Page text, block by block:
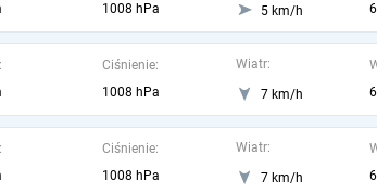
1008 hPa
5 km/h
Ciśnienie:
1008 hPa
Wiatr:
7 km/h
Ciśnienie:
1008 hPa
Wiatr:
7 km/h